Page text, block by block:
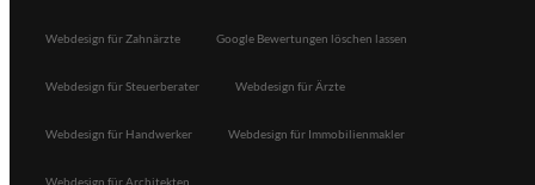
Webdesign für Zahnärzte Google Bewertungen löschen lassen
Webdesign für Steuerberater Webdesign für Ärzte
Webdesign für Handwerker Webdesign für Immobilienmakler
Webdesign für Architekten